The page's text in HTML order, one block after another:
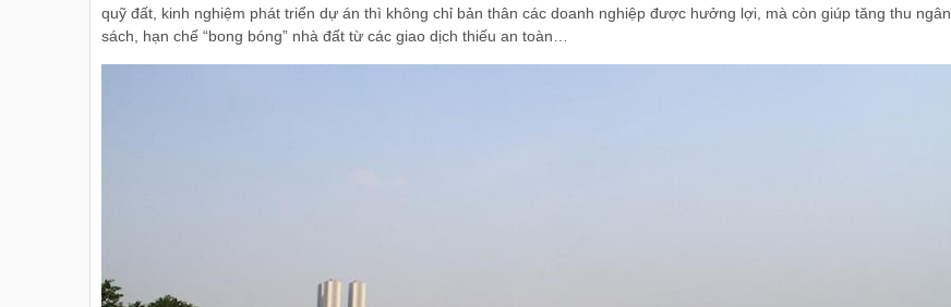
quỹ đất, kinh nghiệm phát triển dự án thì không chỉ bản thân các doanh nghiệp được hưởng lợi, mà còn giúp tăng thu ngân
sách, hạn chế “bong bóng” nhà đất từ các giao dịch thiếu an toàn…